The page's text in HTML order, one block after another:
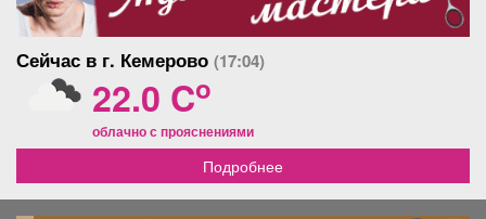
Сейчас в г. Кемерово (17:04)
22.0 Co
облачно с прояснениями
Подробнее